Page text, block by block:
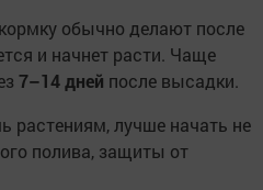
обычно делают после
и начнет расти. Чаще
7–14 дней после высадки.
растениям, лучше начать не
полива, защиты от